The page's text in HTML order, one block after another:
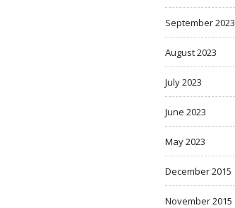
September 2023
August 2023
July 2023
June 2023
May 2023
December 2015
November 2015